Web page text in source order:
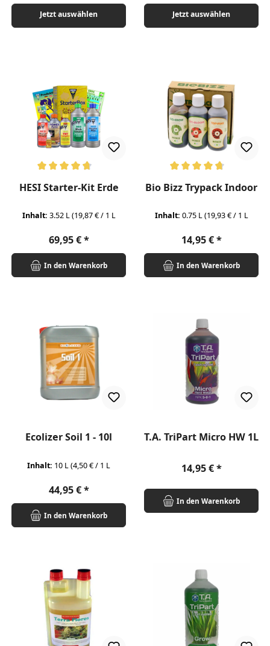
Jetzt auswählen Jetzt auswählen
HESI Starter-Kit Erde
Inhalt: 3.52 L(19,87 € / 1 L
Regulärer Preis:
69,95 €
In den Warenkorb
Bio Bizz Trypack Indoor
Inhalt: 0.75 L(19,93 € / 1 L
Regulärer Preis:
14,95 €
In den Warenkorb
Ecolizer Soil 1 - 10l
Inhalt: 10 L(4,50 € / 1 L
Regulärer Preis:
44,95 €
In den Warenkorb
T.A. TriPart Micro HW 1L
Regulärer Preis:
14,95 €
In den Warenkorb